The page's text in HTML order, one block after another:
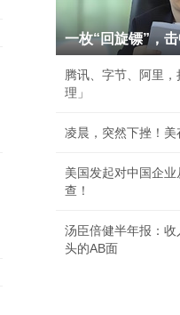
一枚“回旋镖”，
腾讯、字节、阿里
理」
凌晨，突然下挫！美
美国发起对中国企
查！
汤臣倍健半年报：
头的AB面